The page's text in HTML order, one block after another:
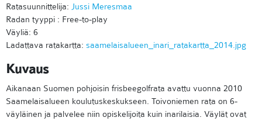
Ratasuunnittelija: Jussi Meresmaa
Radan tyyppi : Free-to-play
Väyliä: 6
Ladattava ratakartta: saamelaisalueen_inari_ratakartta_2014.jpg
Kuvaus
Aikanaan Suomen pohjoisin frisbeegolfrata avattu vuonna 2010
Saamelaisalueen koulutuskeskukseen. Toivoniemen rata on 6-
väyläinen ja palvelee niin opiskelijoita kuin inarilaisia. Väylät ovat